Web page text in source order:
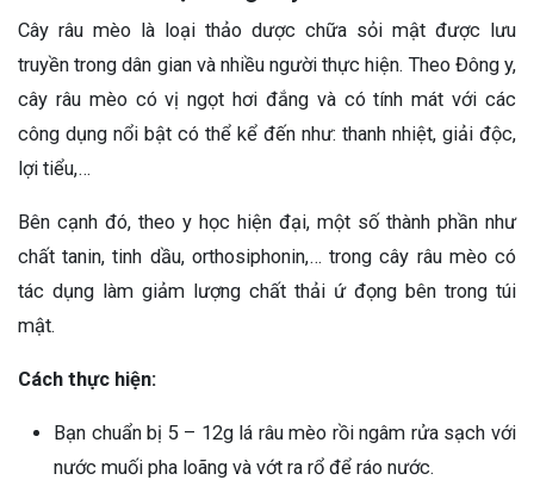
Cây râu mèo là loại thảo dược chữa sỏi mật được lưu
truyền trong dân gian và nhiều người thực hiện. Theo Đông y,
cây râu mèo có vị ngọt hơi đắng và có tính mát với các
công dụng nổi bật có thể kể đến như: thanh nhiệt, giải độc,
lợi tiểu,…
Bên cạnh đó, theo y học hiện đại, một số thành phần như
chất tanin, tinh dầu, orthosiphonin,… trong cây râu mèo có
tác dụng làm giảm lượng chất thải ứ đọng bên trong túi
mật.
Cách thực hiện:
Bạn chuẩn bị 5 – 12g lá râu mèo rồi ngâm rửa sạch với
nước muối pha loãng và vớt ra rổ để ráo nước.